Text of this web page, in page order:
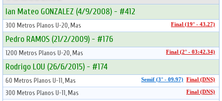
Ian Mateo GONZALEZ (4/9/2008) - #412
300 Metros Planos U-20, Mas Final (19° - 43.27)
Pedro RAMOS (21/2/2009) - #176
1200 Metros Planos U-20, Mas Final (2° - 03:42.34)
Rodrigo LOU (26/6/2015) - #174
60 Metros Planos U-11, Mas Final (DNS)
Semif (3° - 09.97)
300 Metros Planos U-11, Mas Final (DNS)